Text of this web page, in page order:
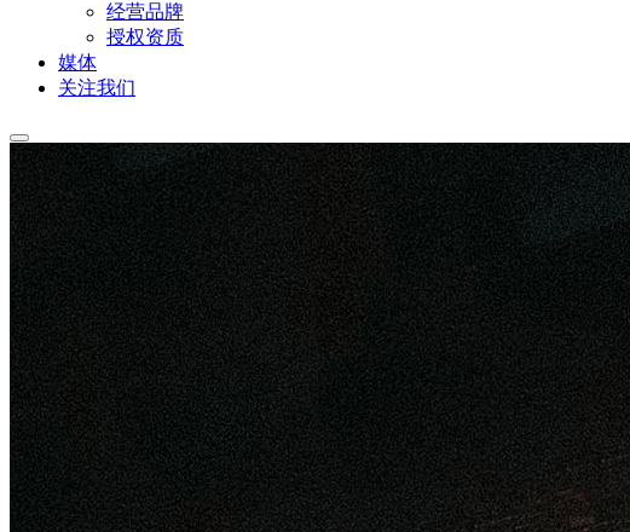
经营品牌
授权资质
媒体
关注我们